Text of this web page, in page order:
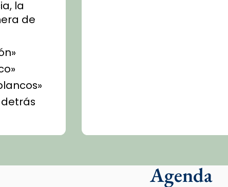
la
de
detrás
una
Agenda